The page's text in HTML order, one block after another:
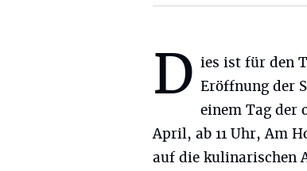
D ies ist für den
Eröffnung der
einem Tag der
April, ab 11 Uhr, Am
auf die kulinarischen